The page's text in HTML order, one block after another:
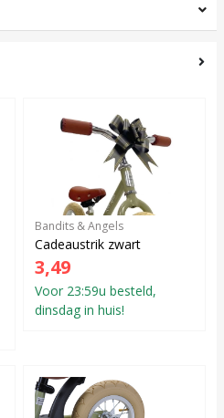
Bandits & Angels
Cadeaustrik zwart
3,49
Voor 23:59u besteld,
dinsdag in huis!